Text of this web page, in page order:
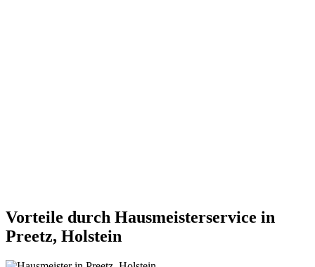
Vorteile durch Hausmeisterservice in
Preetz, Holstein